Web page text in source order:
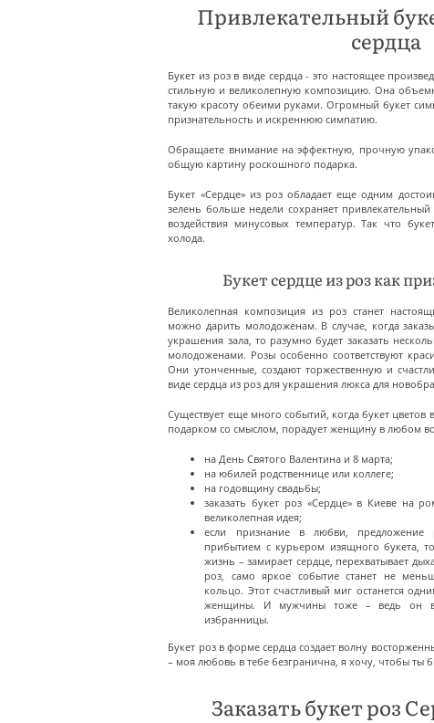
Привлекательный
сердца
Букет из роз в виде сердца - это настоящее
стильную и великолепную композицию. Она
такую красоту обеими руками. Огромный букет
признательность и искреннюю симпатию.
Обращаете внимание на эффектную, прочную
общую картину роскошного подарка.
Букет «Сердце» из роз обладает еще одним
зелень больше недели сохраняет
воздействия минусовых температур. Так что
холода.
Букет сердце из роз как
Великолепная композиция из роз станет
можно дарить молодоженам. В случае, когда
украшения зала, то разумно будет заказать
молодоженами. Розы особенно соответствуют
Они утонченные, создают торжественную и
виде сердца из роз для украшения люкса для
Существует еще много событий, когда букет цветов
подарком со смыслом, порадует женщину в любом
на День Святого Валентина и 8 марта;
на юбилей родственнице или коллеге;
на годовщину свадьбы;
заказать букет роз «Сердце» в Киеве на
великолепная идея;
если признание в любви, предложение
прибытием с курьером изящного букета,
жизнь – замирает сердце, перехватывает
роз, само яркое событие станет не
кольцо. Этот счастливый миг останется
женщины. И мужчины тоже – ведь он
избранницы.
Букет роз в форме сердца создает волну
– моя любовь в тебе безгранична, я хочу, чтобы ты
Заказать букет роз